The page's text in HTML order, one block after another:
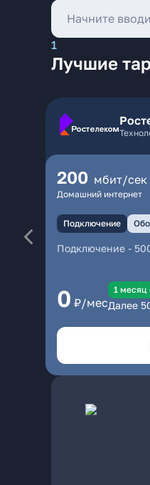
1
Лучшие
200 мбит/сек
Домашний интернет
Подключение
Подключение -
0 ₽/мес
1 месяц
Далее